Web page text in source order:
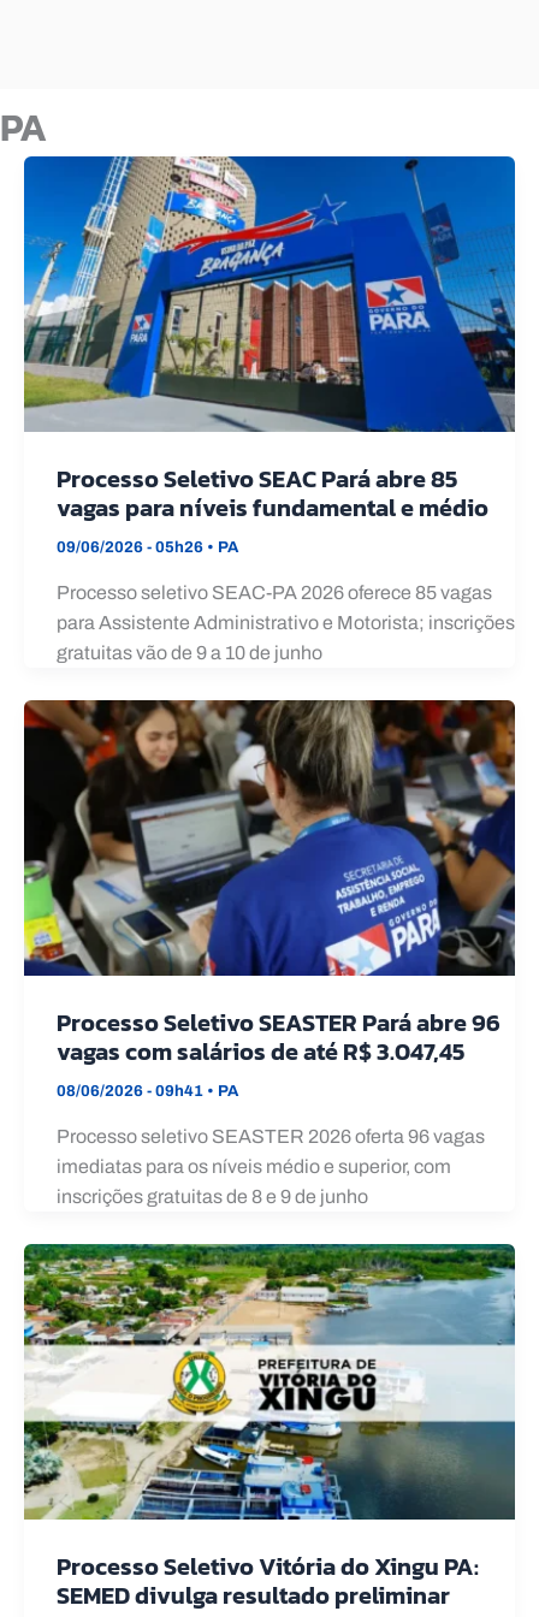
PA
Processo Seletivo SEAC Pará abre 85
vagas para níveis fundamental e médio
09/06/2026 - 05h26 • PA
Processo seletivo SEAC-PA 2026 oferece 85 vagas
para Assistente Administrativo e Motorista; inscrições
gratuitas vão de 9 a 10 de junho
Processo Seletivo SEASTER Pará abre 96
vagas com salários de até R$ 3.047,45
08/06/2026 - 09h41 • PA
Processo seletivo SEASTER 2026 oferta 96 vagas
imediatas para os níveis médio e superior, com
inscrições gratuitas de 8 e 9 de junho
Processo Seletivo Vitória do Xingu PA:
SEMED divulga resultado preliminar